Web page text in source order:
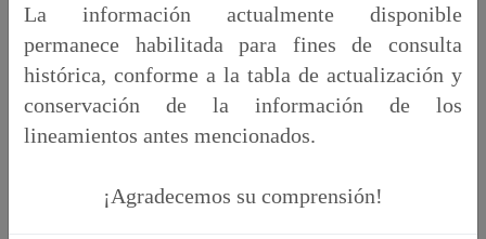
La información actualmente disponible
permanece habilitada para fines de consulta
histórica, conforme a la tabla de actualización y
conservación de la información de los
lineamientos antes mencionados.
¡Agradecemos su comprensión!